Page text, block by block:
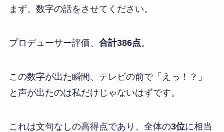
まず、数字の話をさせてください。
プロデューサー評価、 合計386点。
この数字が出た瞬間、テレビの前で「えっ！？」
と声が出たのは私だけじゃないはずです。
これは文句なしの高得点であり、全体の3位に相当